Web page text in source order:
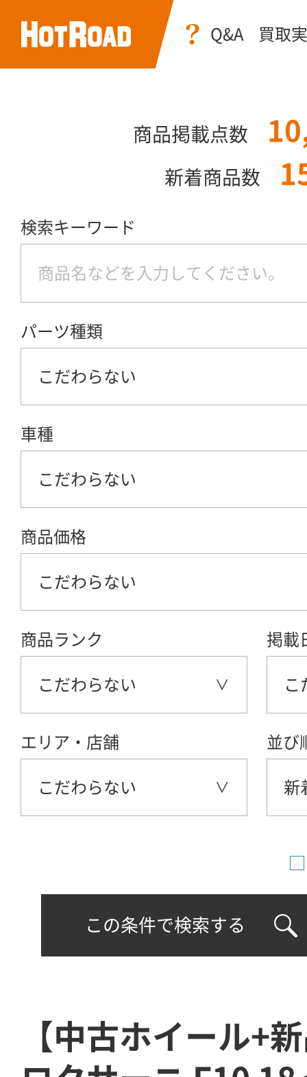
Q&A 買取
商品掲載点数
新着商品数
検索キーワード
パーツ種類
こだわらない
車種
こだわらない
商品価格
こだわらない
商品ランク
こだわらない
掲載
こ
エリア・店舗
こだわらない
並び
新
この条件で検索する
【中古ホイール+